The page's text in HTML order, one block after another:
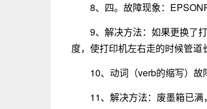
8、四。故障现象：
9、解决方法：如果更换了
度，使打印机左右走的时候管道
10、动词（verb的缩写）故
11、解决方法：废墨箱已满